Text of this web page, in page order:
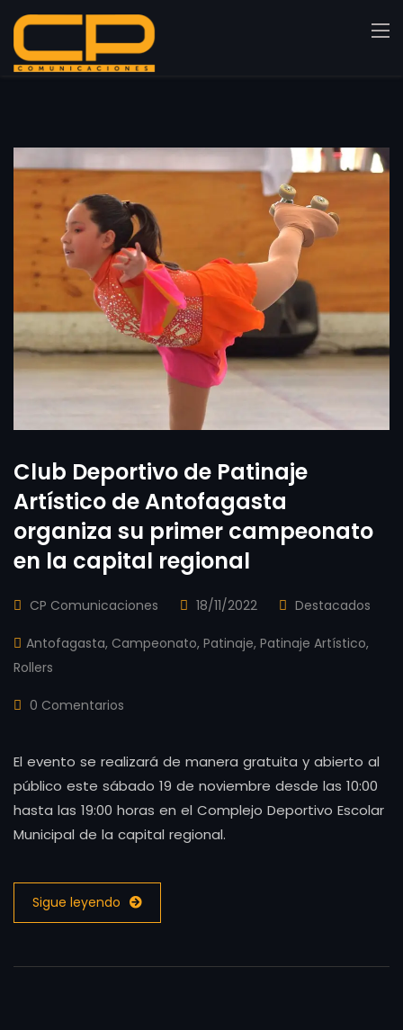
Club Deportivo de Patinaje
Artístico de Antofagasta
organiza su primer campeonato
en la capital regional
CP Comunicaciones 18/11/2022 Destacados
Antofagasta, Campeonato, Patinaje, Patinaje Artístico,
Rollers
0 Comentarios
El evento se realizará de manera gratuita y abierto al
público este sábado 19 de noviembre desde las 10:00
hasta las 19:00 horas en el Complejo Deportivo Escolar
Municipal de la capital regional.
Sigue leyendo